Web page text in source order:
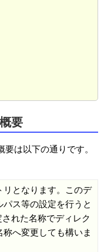
要
は以下の通りです。
となります。このデ
ス等の設定を行うと
れた名称でディレク
称へ変更しても構いま